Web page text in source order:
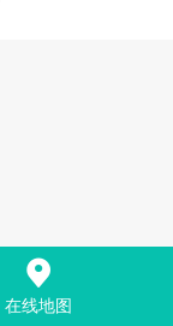
在线地图